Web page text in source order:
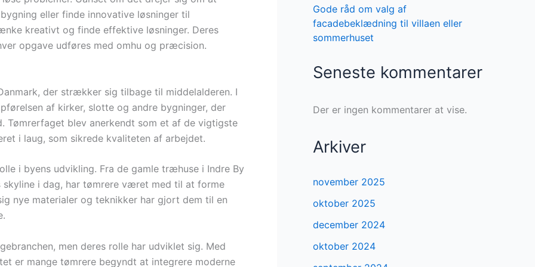
eller finde innovative løsninger til
kreativt og finde effektive løsninger. Deres
opgave udføres med omhu og præcision.
der strækker sig tilbage til middelalderen. I
af kirker, slotte og andre bygninger, der
blev anerkendt som et af de vigtigste
i laug, som sikrede kvaliteten af arbejdet.
i byens udvikling. Fra de gamle træhuse i Indre By
i dag, har tømrere været med til at forme
nye materialer og teknikker har gjort dem til en
men deres rolle har udviklet sig. Med
er mange tømrere begyndt at integrere moderne
Gode råd om valg af
facadebeklædning til villaen eller
sommerhuset
Seneste kommentarer
Der er ingen kommentarer at vise.
Arkiver
november 2025
oktober 2025
december 2024
oktober 2024